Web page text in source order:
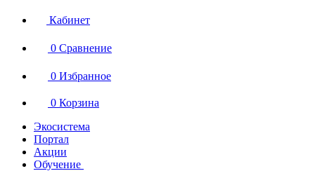
Кабинет
0 Сравнение
0 Избранное
0 Корзина
Экосистема
Портал
Акции
Обучение